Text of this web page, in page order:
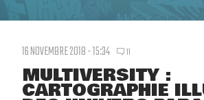
16 NOVEMBRE 2018 - 15:34 11
MULTIVERSITY :
CARTOGRAPHIE